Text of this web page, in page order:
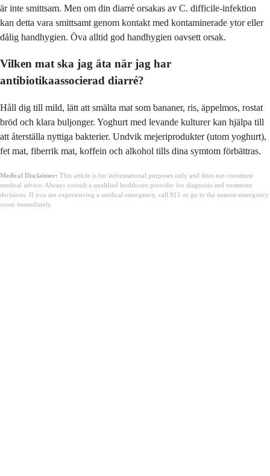
är inte smittsam. Men om din diarré orsakas av C. difficile-infektion
kan detta vara smittsamt genom kontakt med kontaminerade ytor eller
dålig handhygien. Öva alltid god handhygien oavsett orsak.
Vilken mat ska jag äta när jag har
antibiotikaassocierad diarré?
Håll dig till mild, lätt att smälta mat som bananer, ris, äppelmos, rostat
bröd och klara buljonger. Yoghurt med levande kulturer kan hjälpa till
att återställa nyttiga bakterier. Undvik mejeriprodukter (utom yoghurt),
fet mat, fiberrik mat, koffein och alkohol tills dina symtom förbättras.
Medical Disclaimer: This article is for informational purposes only and does not constitute
medical advice. Always consult a qualified healthcare provider for diagnosis and treatment
decisions. If you are experiencing a medical emergency, call 911 or go to the nearest emergency
room immediately.